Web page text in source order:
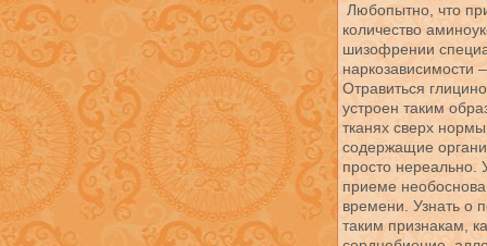
Любопытно, что
количество
шизофрении
наркозависимости
Отравиться
устроен таким
тканях сверх
содержащие
просто нереально.
приеме
времени. Узнать о
таким признакам,